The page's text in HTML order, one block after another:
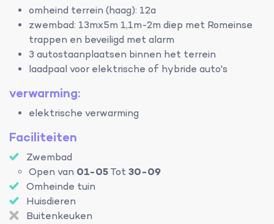
omheind terrein (haag): 12a
zwembad: 13mx5m 1,1m-2m diep met Romeinse
trappen en beveiligd met alarm
3 autostaanplaatsen binnen het terrein
laadpaal voor elektrische of hybride auto's
verwarming:
elektrische verwarming
Faciliteiten
Zwembad
Open van 01-05Tot 30-09
Omheinde tuin
Huisdieren
Buitenkeuken